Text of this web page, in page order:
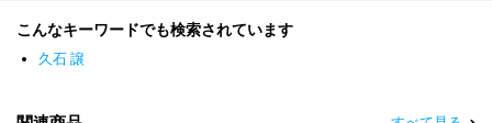
こんなキーワードでも検索されています
久石 譲